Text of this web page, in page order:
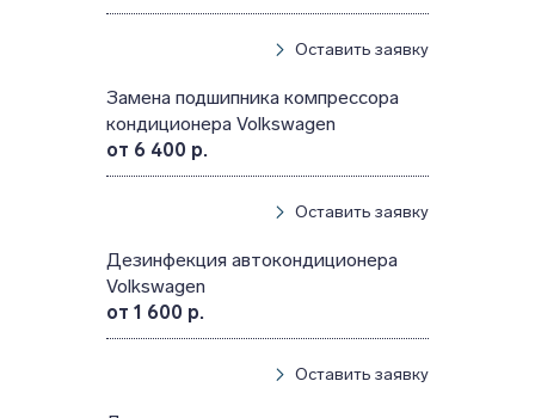
Оставить заявку
Замена подшипника компрессора
кондиционера Volkswagen
от 6 400 р.
Оставить заявку
Дезинфекция автокондиционера
Volkswagen
от 1 600 р.
Оставить заявку